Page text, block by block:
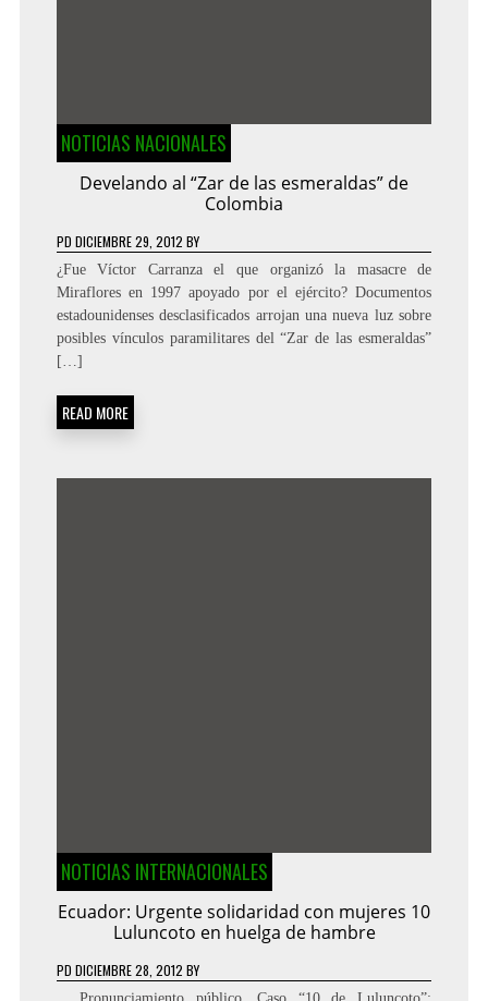
NOTICIAS NACIONALES
Develando al “Zar de las esmeraldas” de
Colombia
PD DICIEMBRE 29, 2012 BY
¿Fue Víctor Carranza el que organizó la masacre de
Miraflores en 1997 apoyado por el ejército? Documentos
estadounidenses desclasificados arrojan una nueva luz sobre
posibles vínculos paramilitares del “Zar de las esmeraldas”
[…]
READ MORE
NOTICIAS INTERNACIONALES
Ecuador: Urgente solidaridad con mujeres 10
Luluncoto en huelga de hambre
PD DICIEMBRE 28, 2012 BY